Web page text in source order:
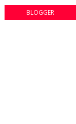
BLOGGER